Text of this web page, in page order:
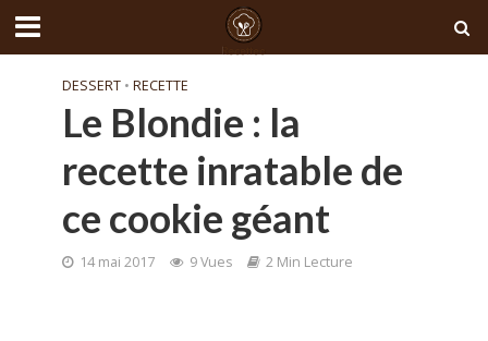
DESSERT • RECETTE
Le Blondie : la
recette inratable de
ce cookie géant
14 mai 2017 9 Vues 2 Min Lecture